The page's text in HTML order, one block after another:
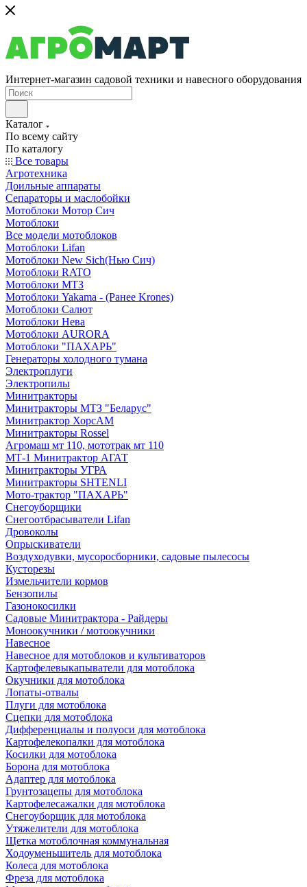
Интернет-магазин садовой техники и навесного оборудования
Каталог
По всему сайту
По каталогу
Все товары
Агротехника
Доильные аппараты
Сепараторы и маслобойки
Мотоблоки Мотор Сич
Мотоблоки
Все модели мотоблоков
Мотоблоки Lifan
Мотоблоки New Sich(Нью Сич)
Мотоблоки RATO
Мотоблоки МТЗ
Мотоблоки Yakama - (Ранее Krones)
Мотоблоки Салют
Мотоблоки Нева
Мотоблоки AURORA
Мотоблоки "ПАХАРЬ"
Генераторы холодного тумана
Электроплуги
Электропилы
Минитракторы
Минитракторы МТЗ "Беларус"
Минитрактор ХорсАМ
Минитракторы Rossel
Агромаш мт 110, мототрак мт 110
МТ-1 Минитрактор АГАТ
Минитракторы УГРА
Минитракторы SHTENLI
Мото-трактор "ПАХАРЬ"
Снегоуборщики
Снегоотбрасыватели Lifan
Дровоколы
Опрыскиватели
Воздуходувки, мусоросборники, cадовые пылесосы
Кусторезы
Измельчители кормов
Бензопилы
Газонокосилки
Садовые Минитрактора - Райдеры
Моноокучники / мотоокучники
Навесное
Навесное для мотоблоков и культиваторов
Картофелевыкапыватели для мотоблока
Окучники для мотоблока
Лопаты-отвалы
Плуги для мотоблока
Сцепки для мотоблока
Дифференциалы и полуоси для мотоблока
Картофелекопалки для мотоблока
Косилки для мотоблока
Борона для мотоблока
Адаптер для мотоблока
Грунтозацепы для мотоблока
Картофелесажалки для мотоблока
Снегоуборщик для мотоблока
Утяжелители для мотоблока
Щетка мотоблочная коммунальная
Ходоуменьшитель для мотоблока
Колеса для мотоблока
Фреза для мотоблока